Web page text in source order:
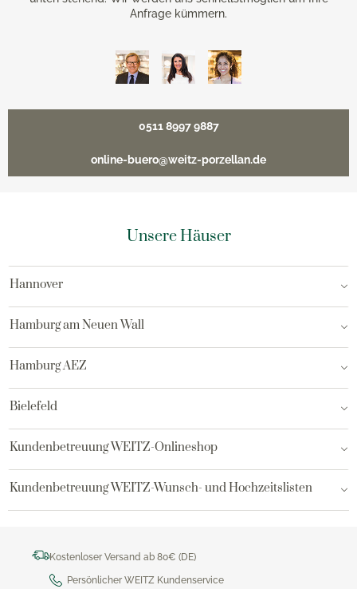
Anfrage kümmern.
0511 8997 9887
online-buero@weitz-porzellan.de
Unsere Häuser
Hannover
Hamburg am Neuen Wall
Hamburg AEZ
Bielefeld
Kundenbetreuung WEITZ-Onlineshop
Kundenbetreuung WEITZ-Wunsch- und Hochzeitslisten
Kostenloser Versand ab 80€ (DE)
Persönlicher WEITZ Kundenservice